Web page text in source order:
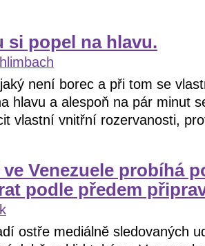
si popel na hlavu.
není borec a při tom se
hlavu a alespoň na pár minut
vlastní vnitřní rozervanosti,
ve Venezuele probíhá
podle předem
ostře mediálně sledovaných